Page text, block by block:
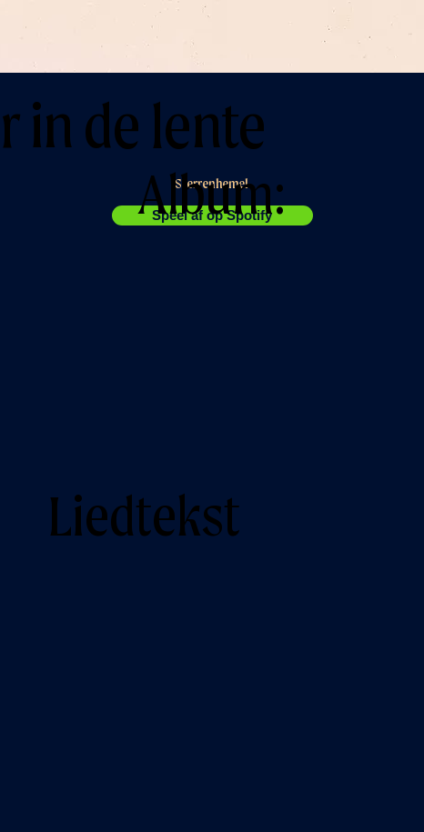
Speel af op Spotify
Sterrenhemel
Album:
in de lente
Liedtekst